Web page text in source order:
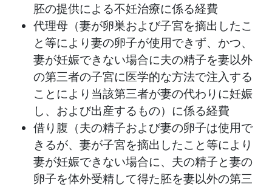
胚の提供による不妊治療に係る経費
代理母（妻が卵巣および子宮を摘出したこ
と等により妻の卵子が使用できず、かつ、
妻が妊娠できない場合に夫の精子を妻以外
の第三者の子宮に医学的な方法で注入する
ことにより当該第三者が妻の代わりに妊娠
し、および出産するもの）に係る経費
借り腹（夫の精子および妻の卵子は使用で
きるが、妻が子宮を摘出したこと等により
妻が妊娠できない場合に、夫の精子と妻の
卵子を体外受精して得た胚を妻以外の第三